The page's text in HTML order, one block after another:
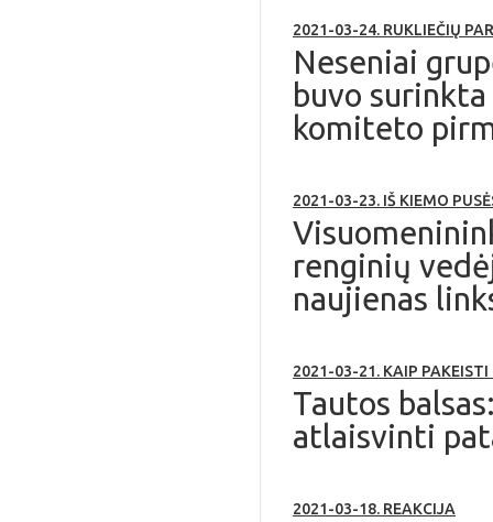
2021-03-24. RUKLIEČIŲ
Neseniai
buvo
komiteto
2021-03-23. IŠ KIEMO
renginių
naujienas
2021-03-21. KAIP PAKEISTI
Tautos
atlaisvinti
2021-03-18. REAKCIJA